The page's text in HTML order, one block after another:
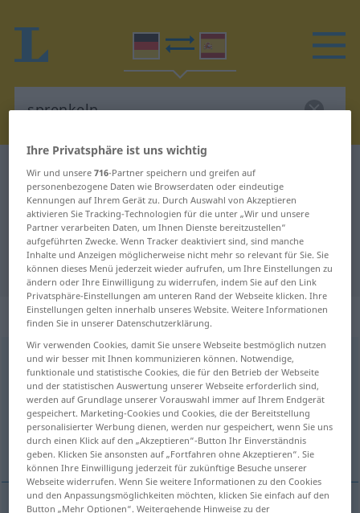
Deutsch-Spanisch Wörterbuch sprenkeln
Deutsch-Spanisch Übersetzung für
"sprenkeln"
"sprenkeln" Spanisch Übersetzung
„sprenkeln“: transitives Verb
sprenkeln [ˈʃprɛŋkəln] v/t
Übersicht aller Übersetzungen
(Für mehr Details die Übersetzung anklicken/antippen)
salpicar, manchar
Ihre Privatsphäre ist uns wichtig
Wir und unsere716-Partner speichern und greifen auf
personenbezogene Daten wie Browserdaten oder eindeutige
Kennungen auf Ihrem Gerät zu. Durch Auswahl von Akzeptieren
aktivieren Sie Tracking-Technologien für die unter „Wir und unsere
Partner verarbeiten Daten, um Ihnen Dienste bereitzustellen“
aufgeführten Zwecke. Wenn Tracker deaktiviert sind, sind manche
Inhalte und Anzeigen möglicherweise nicht mehr so relevant für Sie. Sie
können dieses Menü jederzeit wieder aufrufen, um Ihre Einstellungen zu
ändern oder Ihre Einwilligung zu widerrufen, indem Sie auf den Link
Privatsphäre-Einstellungen am unteren Rand der Webseite klicken. Ihre
Einstellungen gelten innerhalb unseres Website. Weitere Informationen
finden Sie in unserer Datenschutzerklärung.
Wir verwenden Cookies, damit Sie unsere Webseite bestmöglich nutzen
und wir besser mit Ihnen kommunizieren können. Notwendige,
funktionale und statistische Cookies, die für den Betrieb der Webseite
und der statistischen Auswertung unserer Webseite erforderlich sind,
werden auf Grundlage unserer Vorauswahl immer auf Ihrem Endgerät
gespeichert. Marketing-Cookies und Cookies, die der Bereitstellung
personalisierter Werbung dienen, werden nur gespeichert, wenn Sie uns
durch einen Klick auf den „Akzeptieren“-Button Ihr Einverständnis
geben. Klicken Sie ansonsten auf „Fortfahren ohne Akzeptieren“. Sie
können Ihre Einwilligung jederzeit für zukünftige Besuche unserer
Webseite widerrufen. Wenn Sie weitere Informationen zu den Cookies
und den Anpassungsmöglichkeiten möchten, klicken Sie einfach auf den
Button „Mehr Optionen“. Weitergehende Hinweise zu der